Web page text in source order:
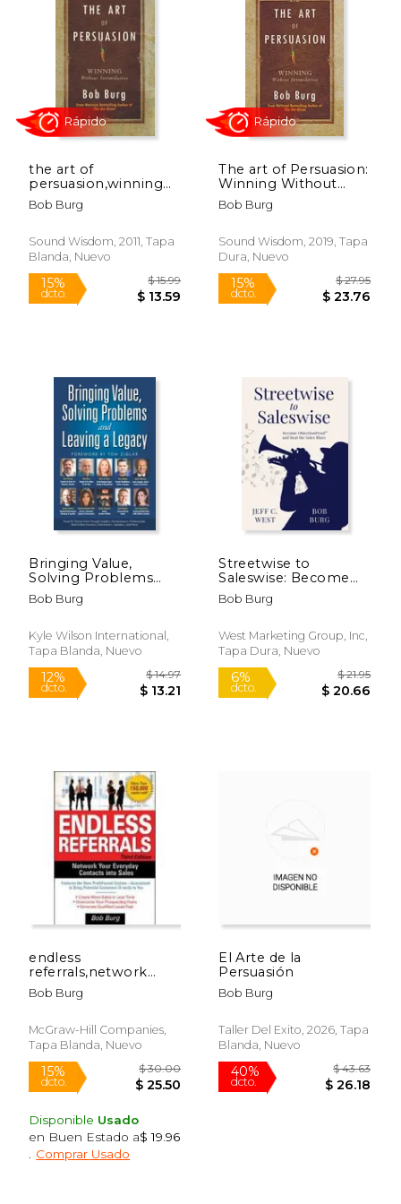
the art of
persuasion,winning
without intimidating
(en Inglés)
Bob Burg
Sound Wisdom, 2011, Tapa
Blanda, Nuevo
15%
dcto.
The art of Persuasion:
Winning Without
Intimidation (en
Inglés)
Bob Burg
Sound Wisdom, 2019, Tapa
Dura, Nuevo
15%
dcto.
Bringing Value,
Solving Problems
and Leaving a Legacy
(en Inglés)
Bob Burg
Kyle Wilson International,
Tapa Blanda, Nuevo
12%
dcto. $ 13.21
Streetwise to
Saleswise: Become
ObjectionProof(TM)
and Beat the Sales
ObjectionProof(TM)
and Beat the Sales
Bob Burg
West Marketing Group, Inc,
Tapa Dura, Nuevo
endless
referrals,network
your everyday
contacts into sales
Bob Burg
McGraw-Hill Companies,
Tapa Blanda, Nuevo
Disponible Usado
en Buen Estado a$ 19.96
Comprar Usado
El Arte de la
Persuasión
Bob Burg
Taller Del Exito, 2026, Tapa
Blanda, Nuevo